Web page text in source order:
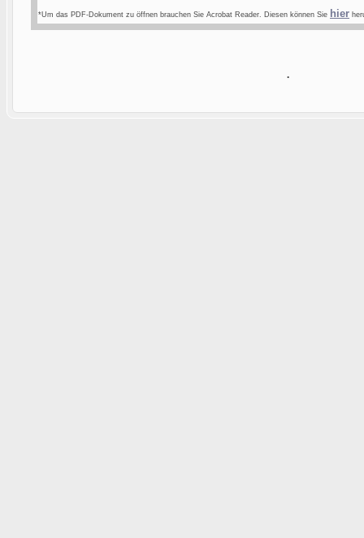
*Um das PDF-Dokument zu öffnen brauchen Sie Acrobat Reader. Diesen können Sie hier
.